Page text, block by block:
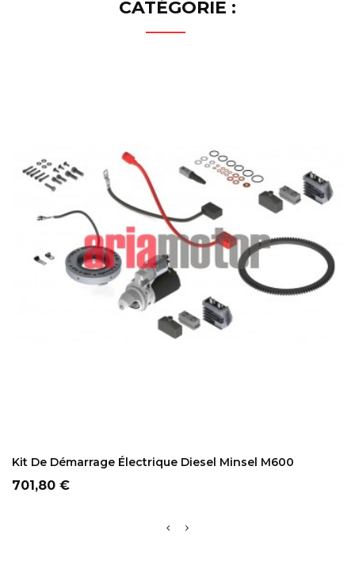
CATÉGORIE :
Kit De Démarrage Électrique Diesel Minsel M600
Prix
701,80 €